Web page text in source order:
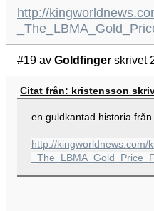
http://
#19 av Goldfinger skrivet
Citat från: kristensson
en guldkantad historia
http://kingworldnews.com/